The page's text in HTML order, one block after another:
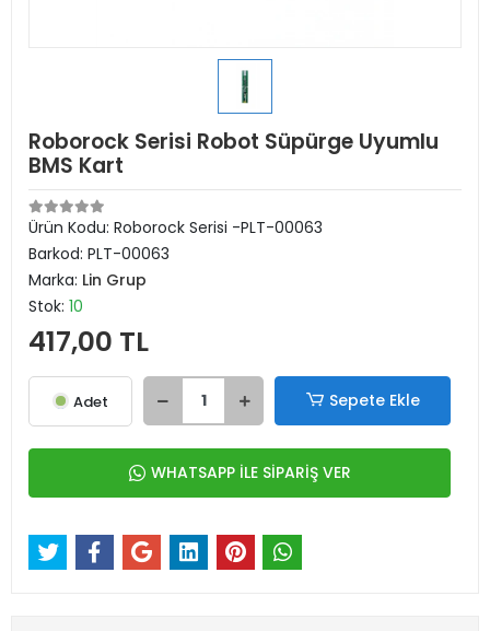
Roborock Serisi Robot Süpürge Uyumlu
BMS Kart
Ürün Kodu: Roborock Serisi -PLT-00063
Barkod: PLT-00063
Marka: Lin Grup
Stok: 10
417,00 TL
Adet Sepete Ekle
WHATSAPP İLE SİPARİŞ VER